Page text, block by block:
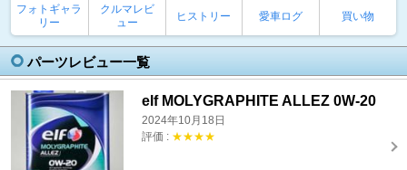
フォトギャラ
リー
クルマレビ
ュー
ヒストリー 愛車ログ 買い物
パーツレビュー一覧
elf MOLYGRAPHITE ALLEZ 0W-20
2024年10月18日
評価 : ★★★★